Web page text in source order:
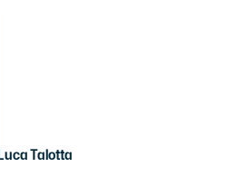
Talotta